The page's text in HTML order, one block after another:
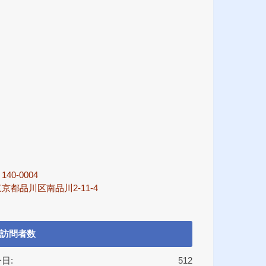
140-0004
京都品川区南品川2-11-4
訪問者数
512
: